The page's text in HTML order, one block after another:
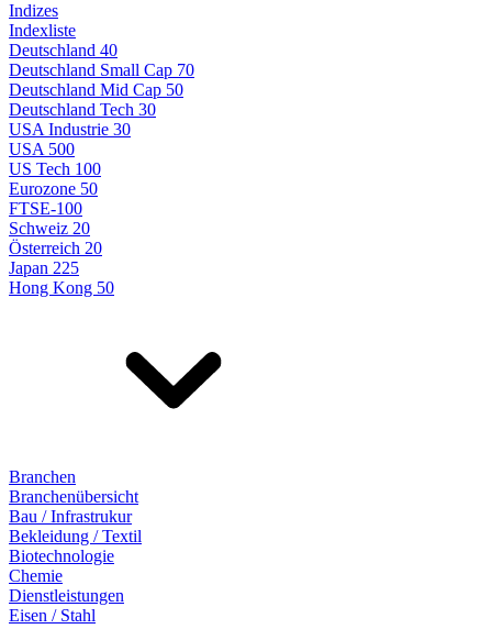
Indizes
Indexliste
Deutschland 40
Deutschland Small Cap 70
Deutschland Mid Cap 50
Deutschland Tech 30
USA Industrie 30
USA 500
US Tech 100
Eurozone 50
FTSE-100
Schweiz 20
Österreich 20
Japan 225
Hong Kong 50
Branchen
Branchenübersicht
Bau / Infrastrukur
Bekleidung / Textil
Biotechnologie
Chemie
Dienstleistungen
Eisen / Stahl